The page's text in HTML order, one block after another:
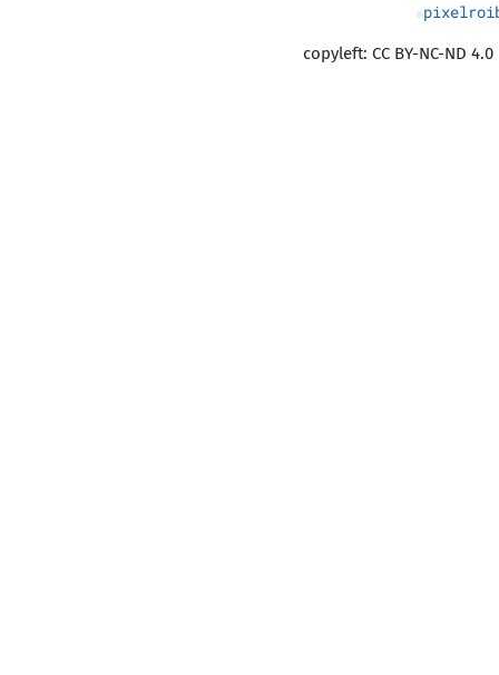
copyleft: CC BY-NC-ND